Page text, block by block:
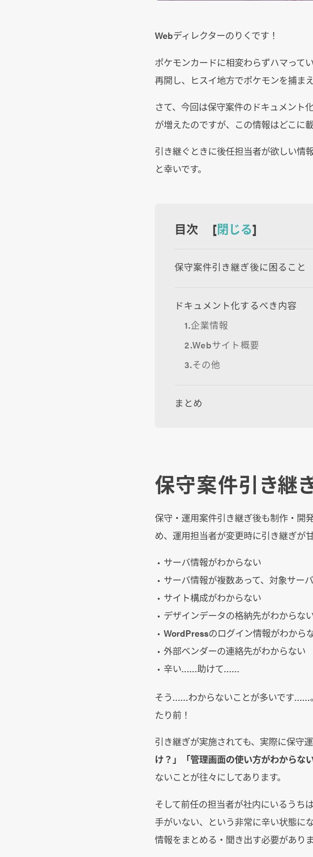
Webディレクターのりくです！
ポケモンカードに相変わらずハマって
再開し、ヒスイ地方でポケモンを捕ま
さて、今回は保守案件のドキュメント
が増えたのですが、この情報はどこに
引き継ぐときに後任担当者が欲しい情
と幸いです。
目次 [閉じる]
保守案件引き継ぎ後に困ること
ドキュメント化するべき内容
1.企業情報
2.Webサイト概要
3.その他
まとめ
保守案件引き継
保守・運用案件引き継ぎ後も制作・開
め、運用担当者が変更時に引き継ぎが
サーバ情報がわからない
サーバ情報が複数あって、対象サー
サイト構成がわからない
デザインデータの格納先がわからな
WordPressのログイン情報がわから
外部ベンダーの連絡先がわからない
辛い……助けて……
そう……わからないことが多いです……
たり前！
引き継ぎが実施されても、実際に保守
け？」「管理画面の使い方がわからな
ないことが往々にしてあります。
そして前任の担当者が社内にいるうち
手がいない、という非常に辛い状態に
情報をまとめる・聞き出す必要がありま